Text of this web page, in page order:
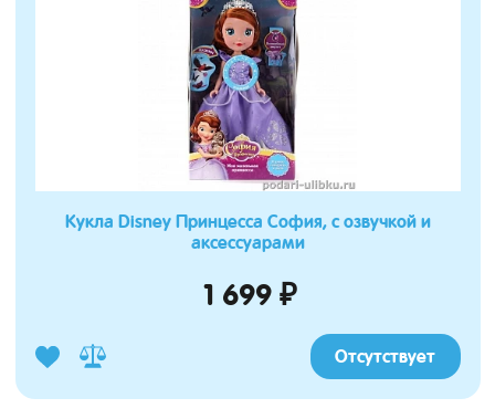
Кукла Disney Принцесса София, с озвучкой и
аксессуарами
1 699 ₽
Отсутствует